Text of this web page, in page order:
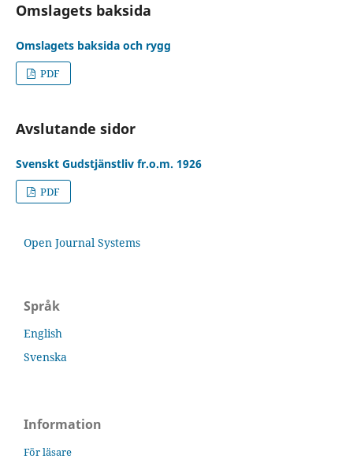
Omslagets baksida
Omslagets baksida och rygg
PDF
Avslutande sidor
Svenskt Gudstjänstliv fr.o.m. 1926
PDF
Open Journal Systems
Språk
English
Svenska
Information
För läsare